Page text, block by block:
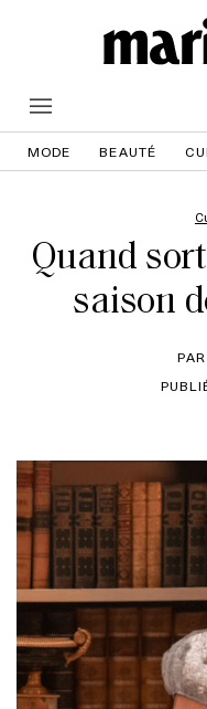
MODE BEAUTÉ
Quand
saison